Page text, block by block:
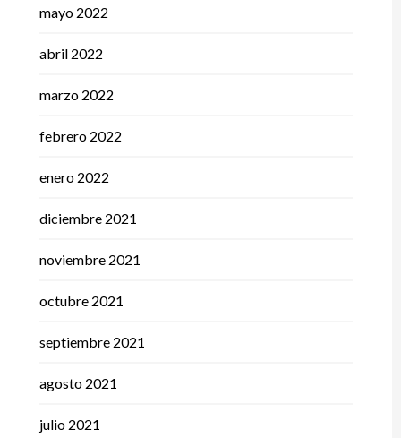
mayo 2022
abril 2022
marzo 2022
febrero 2022
enero 2022
diciembre 2021
noviembre 2021
octubre 2021
septiembre 2021
agosto 2021
julio 2021